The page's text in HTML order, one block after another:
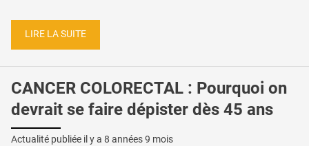
LIRE LA SUITE
CANCER COLORECTAL : Pourquoi on
devrait se faire dépister dès 45 ans
Actualité publiée il y a 8 années 9 mois